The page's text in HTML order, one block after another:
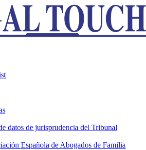
datos de jurisprudencia del Tribunal
Española de Abogados de Familia